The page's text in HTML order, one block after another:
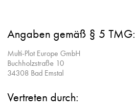
Angaben gemäß § 5 TMG:
Multi-Plot Europe GmbH
Buchholzstraße 10
34308 Bad Emstal
Vertreten durch: